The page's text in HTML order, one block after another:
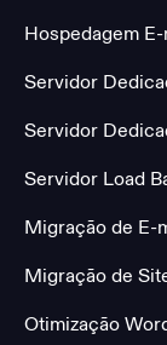
Hospedagem
Servidor
Servidor
Servidor Load
Migração de E-
Migração de
Otimização